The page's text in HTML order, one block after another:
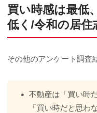
買い時感は最低
低く/令和の居住
その他のアンケート調査
不動産は「買い時
「買い時だと思わ